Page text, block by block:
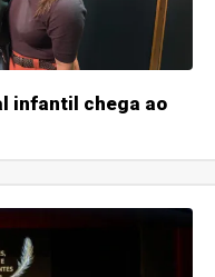
infantil chega ao